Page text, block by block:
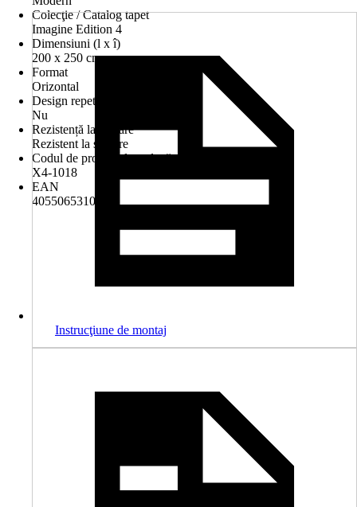
Colecţie / Catalog tapet
Imagine Edition 4
Dimensiuni (l x î)
200 x 250 cm
Format
Orizontal
Design repetitiv
Nu
Rezistență la spălare
Rezistent la spălare
Codul de produs al producătorului
X4-1018
EAN
4055065310188
Instrucţiune de montaj